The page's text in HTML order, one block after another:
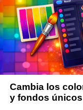
Cambia los
y fondos únicos